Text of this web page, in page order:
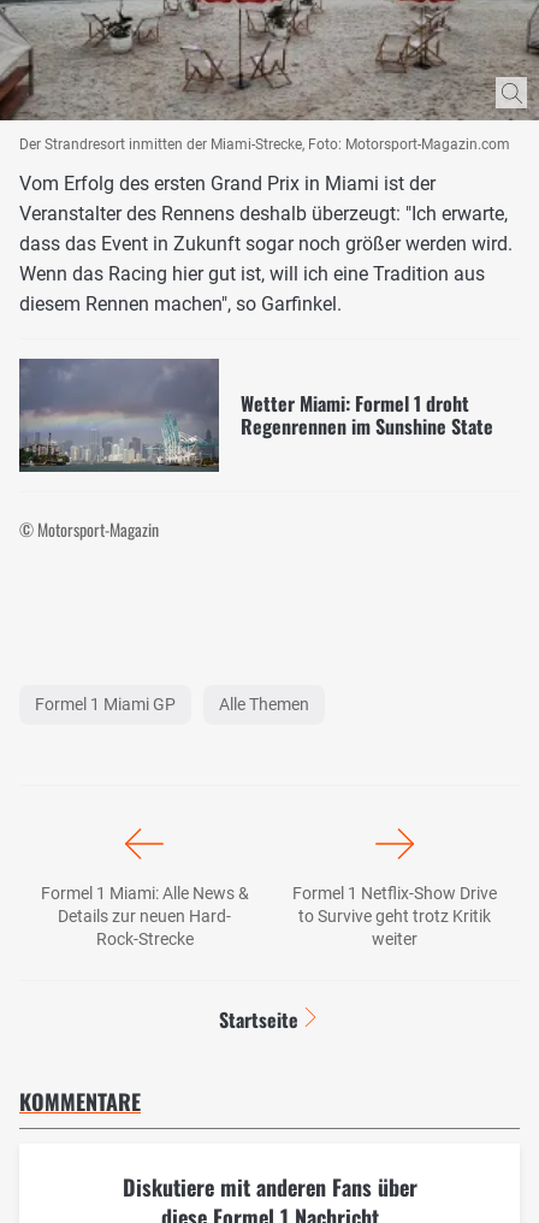
Der Strandresort inmitten der Miami-Strecke, Foto: Motorsport-Magazin.com
Vom Erfolg des ersten Grand Prix in Miami ist der
Veranstalter des Rennens deshalb überzeugt: "Ich erwarte,
dass das Event in Zukunft sogar noch größer werden wird.
Wenn das Racing hier gut ist, will ich eine Tradition aus
diesem Rennen machen", so Garfinkel.
Wetter Miami: Formel 1 droht
Regenrennen im Sunshine State
© Motorsport-Magazin
Formel 1 Miami GP Alle Themen
Formel 1 Miami: Alle News &
Details zur neuen Hard-
Rock-Strecke
Formel 1 Netflix-Show Drive
to Survive geht trotz Kritik
weiter
Startseite
KOMMENTARE
Diskutiere mit anderen Fans über
diese Formel 1 Nachricht